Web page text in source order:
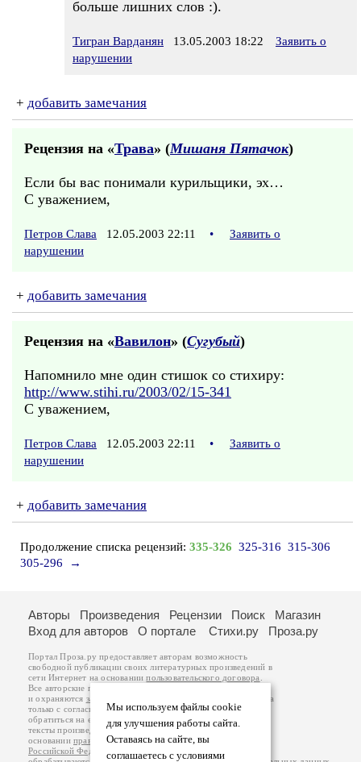
больше лишних слов :).
Тигран Варданян 13.05.2003 18:22
Заявить о
нарушении
+ добавить замечания
Рецензия на «Трава» (Мишаня Пятачок)
Если бы вас понимали курильщики, эх…
С уважением,
Петров Слава 12.05.2003 22:11 •
Заявить о
нарушении
+ добавить замечания
Рецензия на «Вавилон» (Сугубый)
Напомнило мне один стишок со стихиру:
http://www.stihi.ru/2003/02/15-341
С уважением,
Петров Слава 12.05.2003 22:11 •
Заявить о
нарушении
+ добавить замечания
Продолжение списка рецензий: 335-326 325-316 315-306
305-296
→
Мы используем файлы cookie
для улучшения работы сайта.
Оставаясь на сайте, вы
соглашаетесь с условиями
Авторы Произведения Рецензии Поиск
Магазин
Вход для авторов
О портале Стихи.ру Проза.ру
Портал Проза.ру предоставляет авторам возможность
свободной публикации своих литературных произведений в
сети Интернет на основаниипользовательского договора
Все авторские права на произведения принадлежат авторам
и охраняются законом
. Перепечатка произведений возможна
только с согласия его автора, к которому вы можете
обратиться на его авторской странице. Ответственность за
тексты произведений авторы несут самостоятельно на
основанииправил публикацииизаконодательства
Российской Федерации